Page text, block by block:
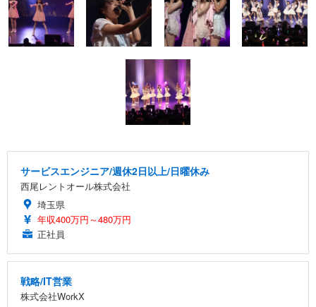
サービスエンジニア/週休2日以上/日曜休み
西尾レントオール株式会社
埼玉県
年収400万円～480万円
正社員
戦略/IT営業
株式会社WorkX